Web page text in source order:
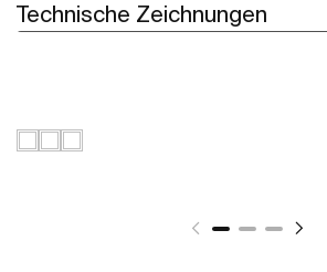
Technische Zeichnungen